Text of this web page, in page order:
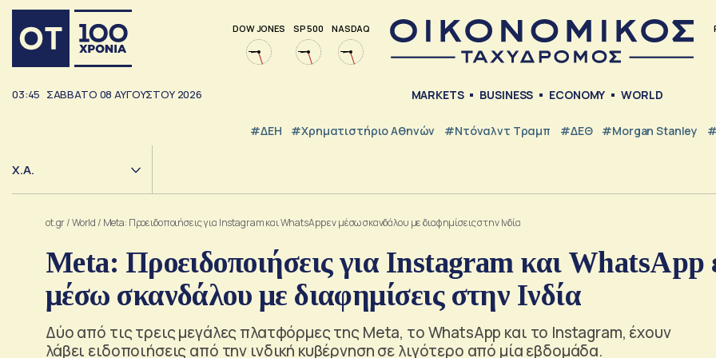
DOW JONES SP 500 NASDAQ
03:45 ΣΑΒΒΑΤΟ 08 ΑΥΓΟΥΣΤΟΥ 2026 MARKETS BUSINESS ECONOMY WORLD
#ΔΕΗ #Χρηματιστήριο Αθηνών #Ντόναλντ Τραμπ #ΔΕΘ #Morgan Stanley
Χ.Α.
ot.gr/World / Meta: Προειδοποιήσεις για Instagram και WhatsApp εν μέσω σκανδάλου με διαφημίσεις στην Ινδία
Meta: Προειδοποιήσεις για Instagram και WhatsApp
μέσω σκανδάλου με διαφημίσεις στην Ινδία
Δύο από τις τρεις μεγάλες πλατφόρμες της Meta, το WhatsApp και το Instagram, έχουν
λάβει ειδοποιήσεις από την ινδική κυβέρνηση σε λιγότερο από μία εβδομάδα.